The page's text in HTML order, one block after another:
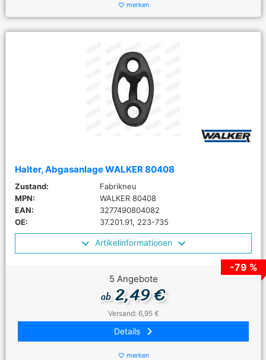
favorite_border merken
Halter, Abgasanlage WALKER 80408
Zustand:
Fabrikneu
MPN:
WALKER 80408
EAN:
3277490804082
OE:
37.201.91, 223-735
Artikelinformationen
-79 %
5 Angebote
ab2,49 €
Versand: 6,95 €
Details keyboard_arrow_right
favorite_border merken